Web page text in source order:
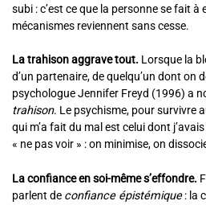
subi : c’est ce que la personne se fait à
mécanismes reviennent sans cesse.
La trahison aggrave tout. Lorsque la
d’un partenaire, de quelqu’un dont on
psychologue Jennifer Freyd (1996) a
trahison. Le psychisme, pour survivre
qui m’a fait du mal est celui dont
« ne pas voir » : on minimise, on
La confiance en soi-même s’effondre.
parlent de confiance épistémique: la